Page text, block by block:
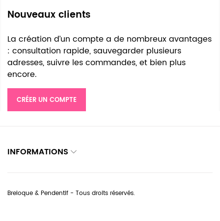
Nouveaux clients
La création d’un compte a de nombreux avantages
: consultation rapide, sauvegarder plusieurs
adresses, suivre les commandes, et bien plus
encore.
CRÉER UN COMPTE
INFORMATIONS
Breloque & Pendentif - Tous droits réservés.